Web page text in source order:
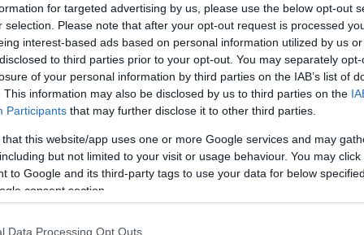
for targeted advertising by us, please use the below opt-out
selection. Please note that after your opt-out request is processed
interest-based ads based on personal information utilized by us
to third parties prior to your opt-out. You may separately
of your personal information by third parties on the IAB’s list of
This information may also be disclosed by us to third parties on the
Participants that may further disclose it to other third parties.
that this website/app uses one or more Google services and may
but not limited to your visit or usage behaviour. You may
to Google and its third-party tags to use your data for below
consent section.
Data Processing Opt Outs
az idősek otthonából szerződtettek egy nyolcvanéves
szembesítették. Legújabb, idén
az internetes társkeresők és a
sajátos, újfajta értelmezését nyújtva.Philipp
miután 1968-ban megoperálták, a "sweetheart19"-hez
regisztrálnak a különböző német nyelvű társkereső
e különleges produkció főszereplői.
| Blaiberg und sweetheart19